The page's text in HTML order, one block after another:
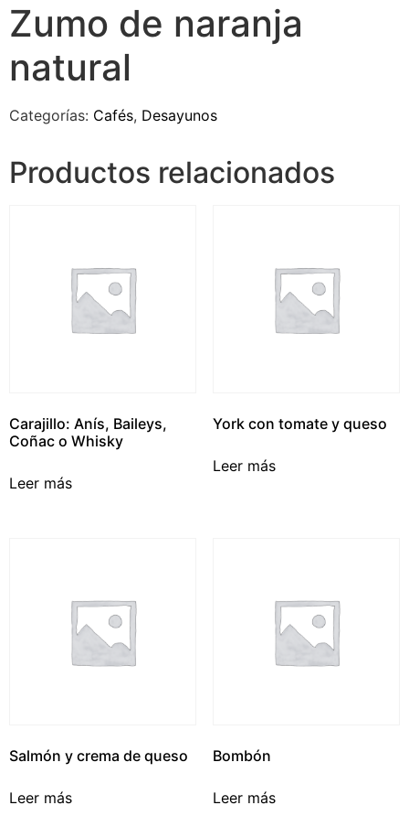
Zumo de naranja
natural
Categorías: Cafés, Desayunos
Productos relacionados
Carajillo: Anís, Baileys,
Coñac o Whisky
Leer más
York con tomate y queso
Leer más
Salmón y crema de queso
Leer más
Bombón
Leer más